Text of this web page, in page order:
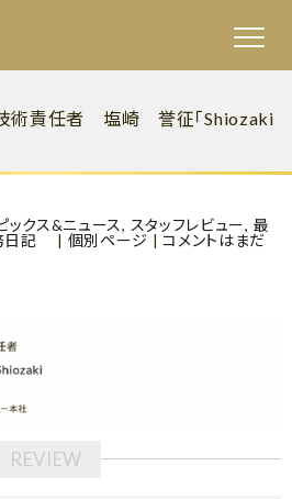
技術責任者 塩崎 誉征「Shiozaki
ックス&ニュース, スタッフレビュー, 最
日記
| 個別ページ |コメントはまだ